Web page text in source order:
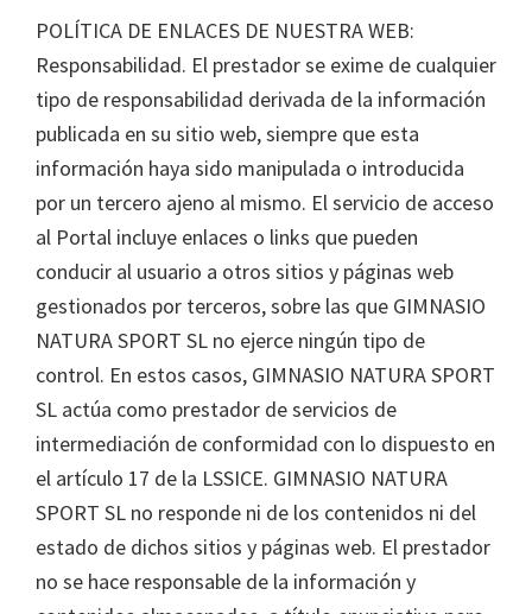
POLÍTICA DE ENLACES DE NUESTRA WEB:
Responsabilidad. El prestador se exime de cualquier
tipo de responsabilidad derivada de la información
publicada en su sitio web, siempre que esta
información haya sido manipulada o introducida
por un tercero ajeno al mismo. El servicio de acceso
al Portal incluye enlaces o links que pueden
conducir al usuario a otros sitios y páginas web
gestionados por terceros, sobre las que GIMNASIO
NATURA SPORT SL no ejerce ningún tipo de
control. En estos casos, GIMNASIO NATURA SPORT
SL actúa como prestador de servicios de
intermediación de conformidad con lo dispuesto en
el artículo 17 de la LSSICE. GIMNASIO NATURA
SPORT SL no responde ni de los contenidos ni del
estado de dichos sitios y páginas web. El prestador
no se hace responsable de la información y